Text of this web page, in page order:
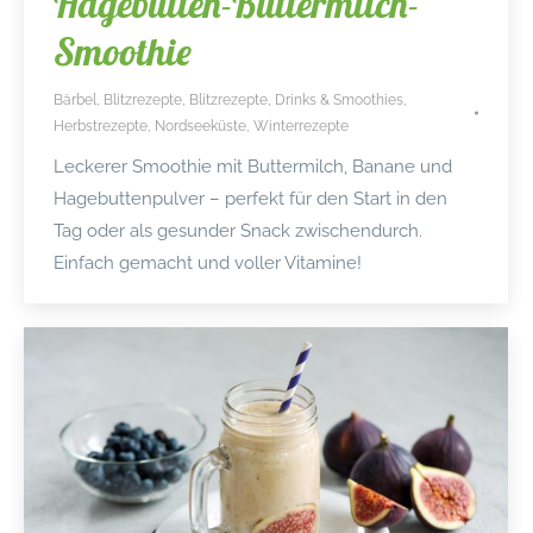
Smoothie
Bärbel, Blitzrezepte, Blitzrezepte, Drinks & Smoothies,
Herbstrezepte, Nordseeküste, Winterrezepte
Leckerer Smoothie mit Buttermilch, Banane und
Hagebuttenpulver – perfekt für den Start in den
Tag oder als gesunder Snack zwischendurch.
Einfach gemacht und voller Vitamine!